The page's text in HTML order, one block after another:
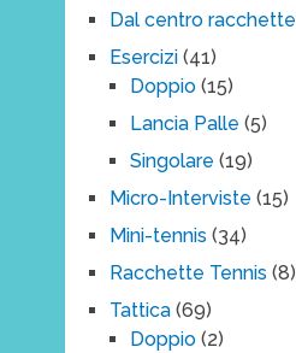
Dal centro racchette
Esercizi(41)
Doppio(15)
Lancia Palle (5)
Singolare (19)
Micro-Interviste (15)
Mini-tennis (34)
Racchette Tennis (8)
Tattica(69)
Doppio(2)